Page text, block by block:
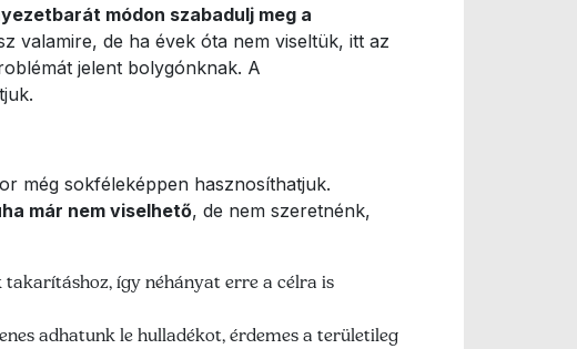
módon szabadulj meg a
valamire, de ha évek óta nem viseltük, itt az
jelent bolygónknak. A
még sokféleképpen hasznosíthatjuk.
már nem viselhető, de nem szeretnénk,
így néhányat erre a célra is
adhatunk le hulladékot, érdemes a területileg